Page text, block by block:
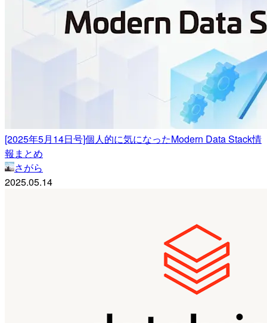
[2025年5月14日号]個人的に気になったModern Data Stack情
報まとめ
さがら
2025.05.14